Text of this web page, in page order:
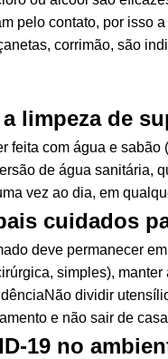
pelo contato, por isso
corrimão, são
limpeza de
feita com água e
de água sanitária,
vez ao dia, em
cuidados
deve permanecer
simples),
dividir
e não sair de casa
19 no